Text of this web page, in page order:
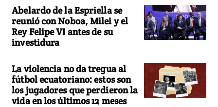
Abelardo de la Espriella se
reunió con Noboa, Milei y el
Rey Felipe VI antes de su
investidura
La violencia no da tregua al
fútbol ecuatoriano: estos son
los jugadores que perdieron la
vida en los últimos 12 meses